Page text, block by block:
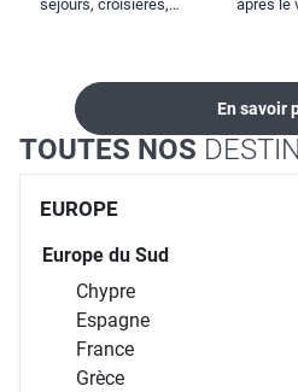
séjours, croisières,
après le
En savoir
TOUTES NOS
EUROPE
Europe du Sud
Chypre
Espagne
France
Grèce